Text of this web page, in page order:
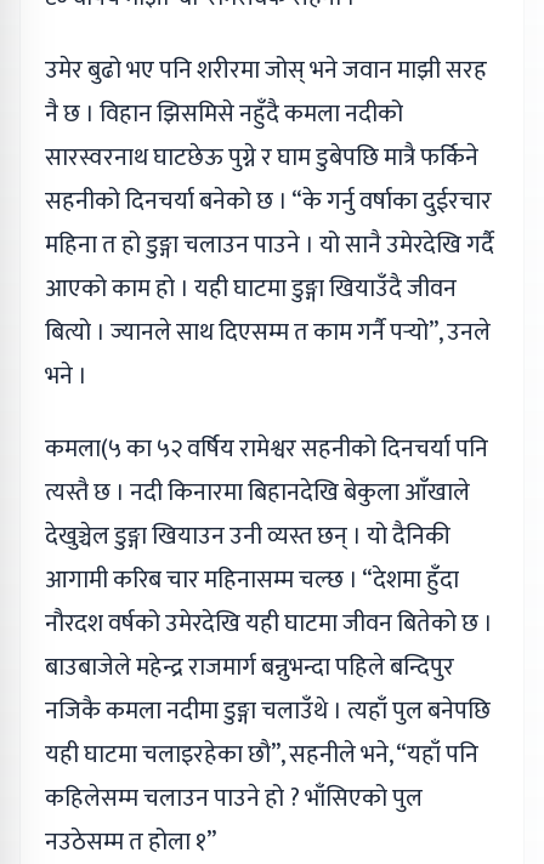
उमेर बुढो भए पनि शरीरमा जोस् भने जवान माझी सरह
नै छ । विहान झिसमिसे नहुँदै कमला नदीको
सारस्वरनाथ घाटछेऊ पुग्ने र घाम डुबेपछि मात्रै फर्किने
सहनीको दिनचर्या बनेको छ । “के गर्नु वर्षाका दुईरचार
महिना त हो डुङ्गा चलाउन पाउने । यो सानै उमेरदेखि गर्दै
आएको काम हो । यही घाटमा डुङ्गा खियाउँदै जीवन
बित्यो । ज्यानले साथ दिएसम्म त काम गर्नै पर्‍यो”, उनले
भने ।
कमला(५ का ५२ वर्षिय रामेश्वर सहनीको दिनचर्या पनि
त्यस्तै छ । नदी किनारमा बिहानदेखि बेकुला आँखाले
देखुञ्चेल डुङ्गा खियाउन उनी व्यस्त छन् । यो दैनिकी
आगामी करिब चार महिनासम्म चल्छ । “देशमा हुँदा
नौरदश वर्षको उमेरदेखि यही घाटमा जीवन बितेको छ ।
बाउबाजेले महेन्द्र राजमार्ग बन्नुभन्दा पहिले बन्दिपुर
नजिकै कमला नदीमा डुङ्गा चलाउँथे । त्यहाँ पुल बनेपछि
यही घाटमा चलाइरहेका छौ”, सहनीले भने, “यहाँ पनि
कहिलेसम्म चलाउन पाउने हो ? भाँसिएको पुल
नउठेसम्म त होला १”